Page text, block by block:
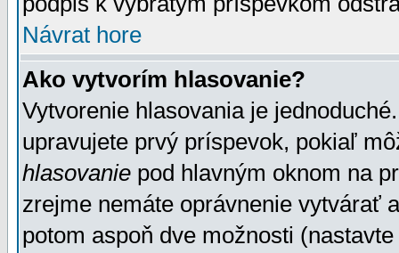
Návrat hore
Ako vytvorím hlasovanie?
Vytvorenie hlasovania je
upravujete prvý príspevok, pokiaľ
hlasovanie pod hlavným oknom na
zrejme nemáte oprávnenie vytvárať
potom aspoň dve možnosti